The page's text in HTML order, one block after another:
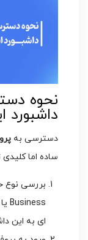
نحوه
داشبورد
دسترسی به
ساده اما
بررسی نوع
ای به این